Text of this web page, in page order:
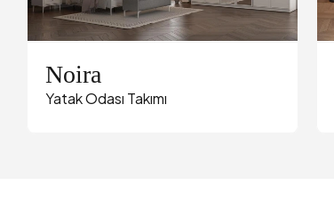
Noira
Yatak Odası Takımı